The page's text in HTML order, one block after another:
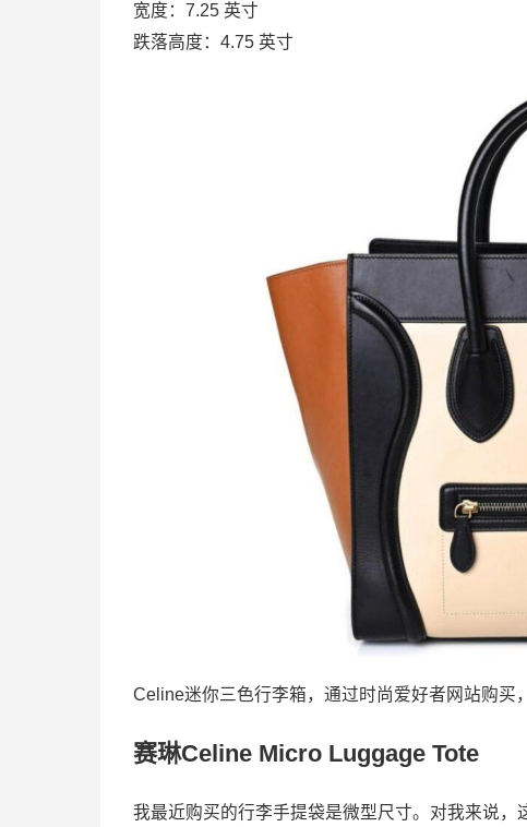
宽度：7.25 英寸
跌落高度：4.75 英寸
Celine迷你三色行李箱，通过时尚爱好者网站购买
赛琳Celine Micro Luggage Tote
我最近购买的行李手提袋是微型尺寸。对我来说